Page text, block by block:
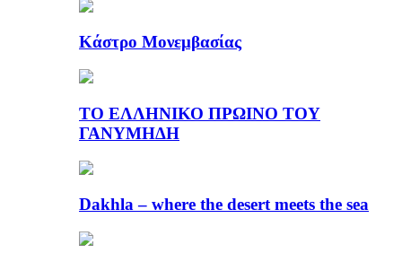
Κάστρο Μονεμβασίας
ΤΟ ΕΛΛΗΝΙΚΟ ΠΡΩΙΝΟ ΤΟΥ
ΓΑΝΥΜΗΔΗ
Dakhla – where the desert meets the sea